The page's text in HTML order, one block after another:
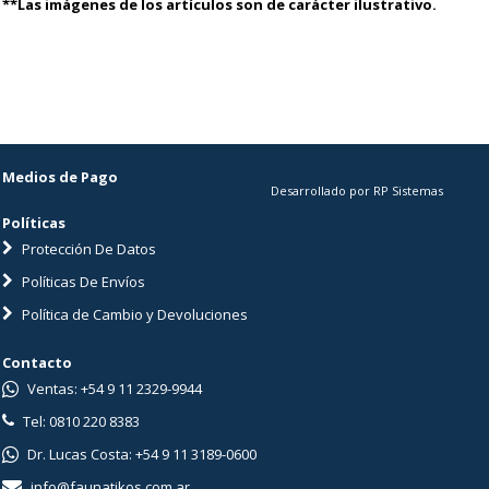
**Las imágenes de los artículos son de carácter ilustrativo.
Medios de Pago
Políticas
Protección De Datos
Políticas De Envíos
Política de Cambio y Devoluciones
Desarrollado por RP Sistemas
Contacto
Ventas: +54 9 11 2329-9944
Tel: 0810 220 8383
Dr. Lucas Costa: +54 9 11 3189-0600